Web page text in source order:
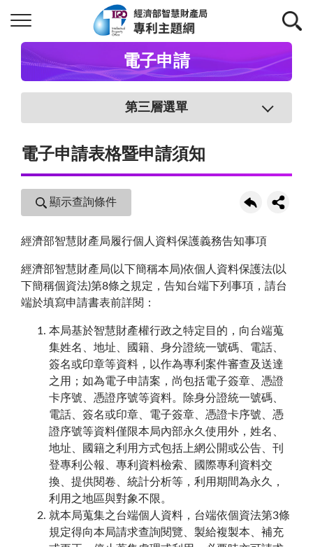
電子申請
第三層選單
電子申請表格暨申請須知
顯示查詢條件
經濟部智慧財產局履行個人資料保護義務告知事項
經濟部智慧財產局(以下簡稱本局)依個人資料保護法(以
下簡稱個資法)第8條之規定，告知台端下列事項，請台
端於填寫申請書表前詳閱：
本局基於智慧財產權行政之特定目的，向台端蒐
集姓名、地址、國籍、身分證統一號碼、電話、
簽名或印章等資料，以作為專利案件審查及送達
之用；如為電子申請案，尚包括電子簽章、憑證
卡序號、憑證序號等資料。除身分證統一號碼、
電話、簽名或印章、電子簽章、憑證卡序號、憑
證序號等資料僅限本局內部永久使用外，姓名、
地址、國籍之利用方式包括上網公開或公告、刊
登專利公報、專利資料檢索、國際專利資料交
換、提供閱卷、統計分析等，利用期間為永久，
利用之地區與對象不限。
就本局蒐集之台端個人資料，台端依個資法第3條
規定得向本局請求查詢閱覽、製給複製本、補充